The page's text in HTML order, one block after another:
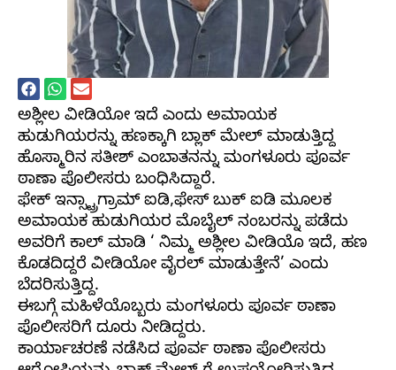
ಅಶ್ಲೀಲ ವೀಡಿಯೋ ಇದೆ ಎಂದು ಅಮಾಯಕ
ಹುಡುಗಿಯರನ್ನು ಹಣಕ್ಕಾಗಿ ಬ್ಲಾಕ್ ಮೇಲ್ ಮಾಡುತ್ತಿದ್ದ
ಹೊಸ್ಮಾರಿನ ಸತೀಶ್ ಎಂಬಾತನನ್ನು ಮಂಗಳೂರು ಪೂರ್ವ
ಠಾಣಾ ಪೊಲೀಸರು ಬಂಧಿಸಿದ್ದಾರೆ.
ಫೇಕ್ ಇನ್ಸ್ಟ್ರಾಗ್ರಾಮ್ ಐಡಿ,ಫೇಸ್ ಬುಕ್ ಐಡಿ ಮೂಲಕ
ಅಮಾಯಕ ಹುಡುಗಿಯರ ಮೊಬೈಲ್ ನಂಬರನ್ನು ಪಡೆದು
ಅವರಿಗೆ ಕಾಲ್ ಮಾಡಿ ‘ ನಿಮ್ಮ ಅಶ್ಲೀಲ ವೀಡಿಯೊ ಇದೆ, ಹಣ
ಕೊಡದಿದ್ದರೆ ವೀಡಿಯೋ ವೈರಲ್ ಮಾಡುತ್ತೇನೆ’ ಎಂದು
ಬೆದರಿಸುತ್ತಿದ್ದ.
ಈಬಗ್ಗೆ ಮಹಿಳೆಯೊಬ್ಬರು ಮಂಗಳೂರು ಪೂರ್ವ ಠಾಣಾ
ಪೊಲೀಸರಿಗೆ ದೂರು ನೀಡಿದ್ದರು.
ಕಾರ್ಯಾಚರಣೆ ನಡೆಸಿದ ಪೂರ್ವ ಠಾಣಾ ಪೊಲೀಸರು